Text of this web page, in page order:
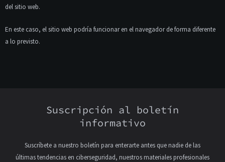
del sitio web.
En este caso, el sitio web podría funcionar en el navegador de forma diferente
a lo previsto.
Suscripción al boletín
informativo
Suscríbete a nuestro boletín para enterarte antes que nadie de las
últimas tendencias en ciberseguridad, nuestros materiales profesionales